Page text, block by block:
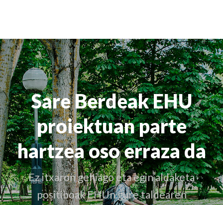
Sare Berdeak EHU
proiektuan parte
hartzea oso erraza da
Ez itxaron gehiago eta egin aldaketa
positiboak EHUn gure taldearen